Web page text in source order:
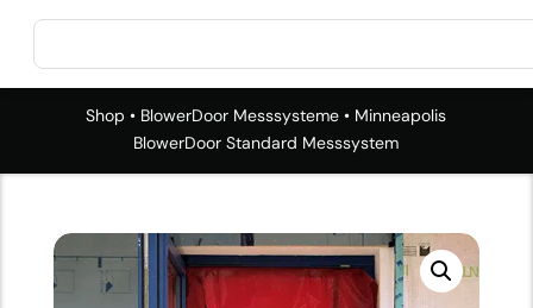
Shop • BlowerDoor Messsysteme • Minneapolis
BlowerDoor Standard Messsystem